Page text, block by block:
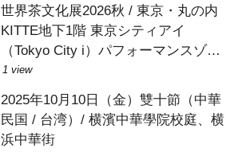
世界茶文化展2026秋 / 東京・丸の内
KITTE地下1階 東京シティアイ
（Tokyo City i）パフォーマンスゾー
ン
1 view
2025年10月10日（金）雙十節（中華
民国 / 台湾）/ 横濱中華學院校庭、横
浜中華街